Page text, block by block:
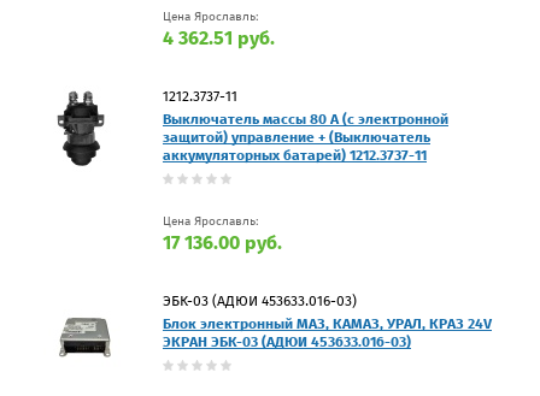
Цена Ярославль:
4 362.51 руб.
1212.3737-11
Выключатель массы 80 А (с электронной
защитой) управление + (Выключатель
аккумуляторных батарей) 1212.3737-11
Цена Ярославль:
17 136.00 руб.
ЭБК-03 (АДЮИ 453633.016-03)
Блок электронный МАЗ, КАМАЗ, УРАЛ, КРАЗ 24V
ЭКРАН ЭБК-03 (АДЮИ 453633.016-03)